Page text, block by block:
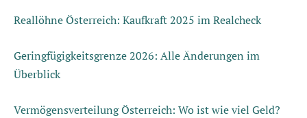
Reallöhne Österreich: Kaufkraft 2025 im Realcheck
Geringfügigkeitsgrenze 2026: Alle Änderungen im
Überblick
Vermögensverteilung Österreich: Wo ist wie viel Geld?